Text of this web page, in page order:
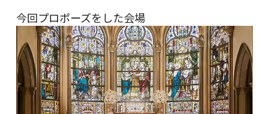
今回プロポーズをした会場